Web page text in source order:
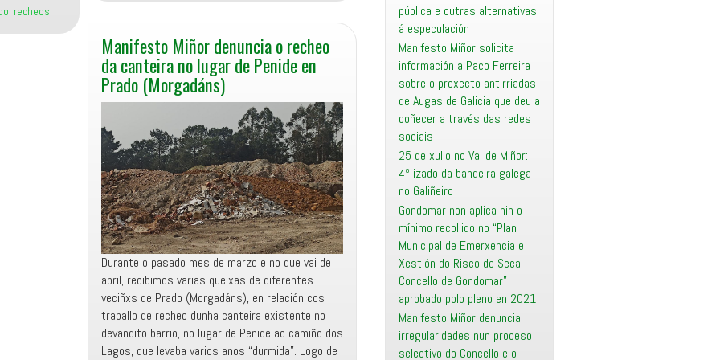
, recheos
non
convoca
á
oposición
da
xuntanza
veciñanza
de
Prado
por
“problemas
co
servidor
e
os
correos
electrónicos”
Manifesto Miñor denuncia o recheo
da canteira no lugar de Penide en
Prado (Morgadáns)
Durante o pasado mes de marzo e no que vai de
abril, recibimos varias queixas de diferentes
veciñxs de Prado (Morgadáns), en relación cos
traballo de recheo dunha canteira existente no
devandito barrio, no lugar de Penide ao camiño dos
Lagos, que levaba varios anos “durmida”. Logo de
pública e outras alternativas
á especulación
Manifesto Miñor solicita
información a Paco Ferreira
sobre o proxecto antirriadas
de Augas de Galicia que deu a
coñecer a través das redes
sociais
25 de xullo no Val de Miñor:
4º izado da bandeira galega
no Galiñeiro
Gondomar non aplica nin o
mínimo recollido no “Plan
Municipal de Emerxencia e
Xestión do Risco de Seca
Concello de Gondomar”
aprobado polo pleno en 2021
Manifesto Miñor denuncia
irregularidades nun proceso
selectivo do Concello e o